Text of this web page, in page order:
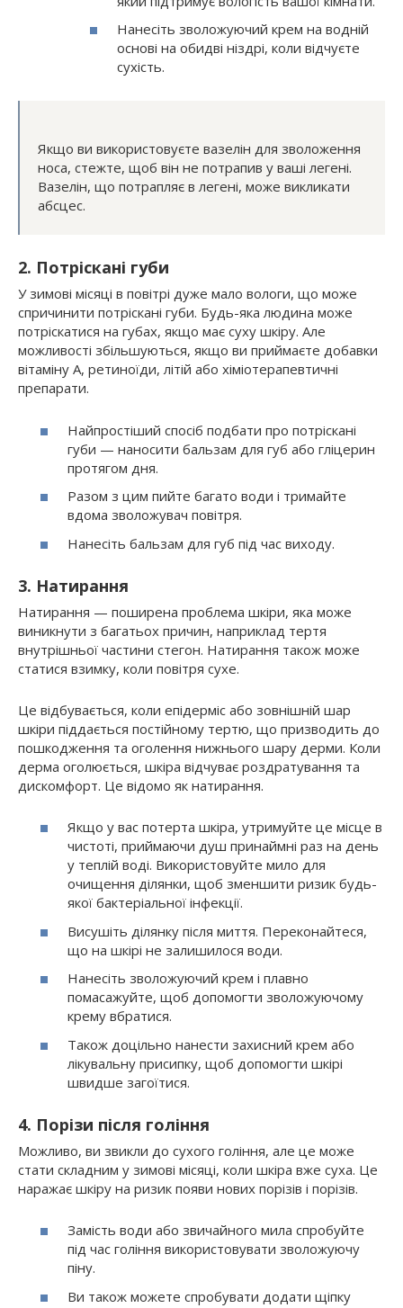
Нанесіть зволожуючий крем на водній
основі на обидві ніздрі, коли відчуєте
сухість.
Якщо ви використовуєте вазелін для зволоження
носа, стежте, щоб він не потрапив у ваші легені.
Вазелін, що потрапляє в легені, може викликати
абсцес.
2. Потріскані губи
У зимові місяці в повітрі дуже мало вологи, що може
спричинити потріскані губи. Будь-яка людина може
потріскатися на губах, якщо має суху шкіру. Але
можливості збільшуються, якщо ви приймаєте добавки
вітаміну А, ретиноїди, літій або хіміотерапевтичні
препарати.
Найпростіший спосіб подбати про потріскані
губи — наносити бальзам для губ або гліцерин
протягом дня.
Разом з цим пийте багато води і тримайте
вдома зволожувач повітря.
Нанесіть бальзам для губ під час виходу.
3. Натирання
Натирання — поширена проблема шкіри, яка може
виникнути з багатьох причин, наприклад тертя
внутрішньої частини стегон. Натирання також може
статися взимку, коли повітря сухе.
Це відбувається, коли епідерміс або зовнішній шар
шкіри піддається постійному тертю, що призводить до
пошкодження та оголення нижнього шару дерми. Коли
дерма оголюється, шкіра відчуває роздратування та
дискомфорт. Це відомо як натирання.
Якщо у вас потерта шкіра, утримуйте це місце в
чистоті, приймаючи душ принаймні раз на день
у теплій воді. Використовуйте мило для
очищення ділянки, щоб зменшити ризик будь-
якої бактеріальної інфекції.
Висушіть ділянку після миття. Переконайтеся,
що на шкірі не залишилося води.
Нанесіть зволожуючий крем і плавно
помасажуйте, щоб допомогти зволожуючому
крему вбратися.
Також доцільно нанести захисний крем або
лікувальну присипку, щоб допомогти шкірі
швидше загоїтися.
4. Порізи після гоління
Можливо, ви звикли до сухого гоління, але це може
стати складним у зимові місяці, коли шкіра вже суха. Це
наражає шкіру на ризик появи нових порізів і порізів.
Замість води або звичайного мила спробуйте
під час гоління використовувати зволожуючу
піну.
Ви також можете спробувати додати щіпку